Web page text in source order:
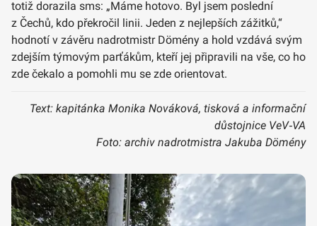
totiž dorazila sms: „Máme hotovo. Byl jsem poslední
z Čechů, kdo překročil linii. Jeden z nejlepších zážitků,“
hodnotí v závěru nadrotmistr Dömény a hold vzdává svým
zdejším týmovým parťákům, kteří jej připravili na vše, co ho
zde čekalo a pomohli mu se zde orientovat.
Text: kapitánka Monika Nováková, tisková a informační
důstojnice VeV‑VA
Foto: archiv nadrotmistra Jakuba Dömény